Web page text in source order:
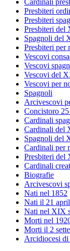
Cardinali
Presbiteri
Presbiteri
Presbiteri del
Spagnoli del
Presbiteri per
Vescovi
Vescovi
Vescovi del
Vescovi per
Spagnoli
Arcivescovi
Concistoro
Cardinali
Cardinali del
Spagnoli del
Cardinali per
Presbiteri del
Cardinali
Biografie
Arcivescovi
Nati nel 1852
Nati il 21
Nati nel XIX
Morti nel
Morti il 2
Arcidiocesi